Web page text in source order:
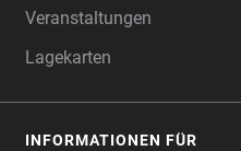
Veranstaltungen
Lagekarten
INFORMATIONEN FÜR